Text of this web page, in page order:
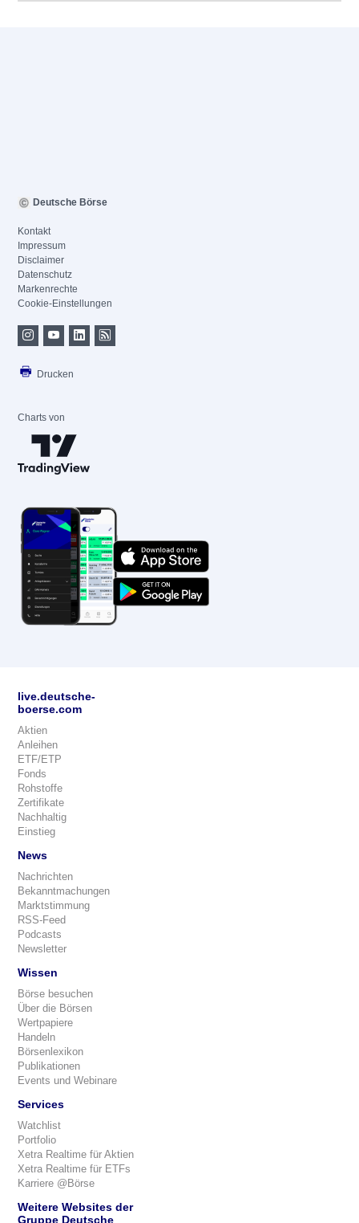
Deutsche Börse
Kontakt
Impressum
Disclaimer
Datenschutz
Markenrechte
Cookie-Einstellungen
Drucken
Charts von
live.deutsche-
boerse.com
Aktien
Anleihen
ETF/ETP
Fonds
Rohstoffe
Zertifikate
Nachhaltig
Einstieg
News
Nachrichten
Bekanntmachungen
Marktstimmung
RSS-Feed
Podcasts
Newsletter
Wissen
Börse besuchen
Über die Börsen
Wertpapiere
Handeln
Börsenlexikon
Publikationen
Events und Webinare
Services
Watchlist
Portfolio
Xetra Realtime für Aktien
Xetra Realtime für ETFs
Karriere @Börse
Weitere Websites der
Gruppe Deutsche